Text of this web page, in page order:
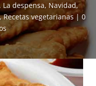
, La despensa, Navidad,
,Recetas vegetarianas| 0